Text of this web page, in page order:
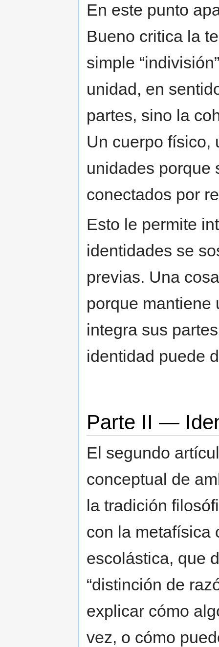
En este punto
Bueno critica la
simple
unidad, en
partes, sino la
Un cuerpo físico,
unidades porque
conectados por
Esto le permite
identidades se
previas. Una
porque mantiene
integra sus
identidad puede
Parte II —
El segundo
conceptual de
la tradición
con la metafísica
escolástica, que
“distinción de
explicar cómo
vez, o cómo